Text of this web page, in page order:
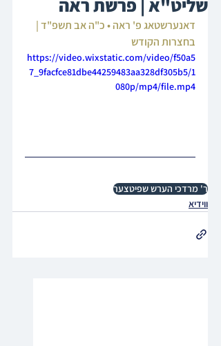
שליט"א | פרשת ראה
דאנערשטאג פ' ראה • כ"ה אב תשפ"ד |
בחצרות הקודש
https://video.wixstatic.com/video/f50a5
7_9facfce81dbe44259483aa328df305b5/1
080p/mp4/file.mp4
ר' מרדכי הערש שפיטצער
ווידיא